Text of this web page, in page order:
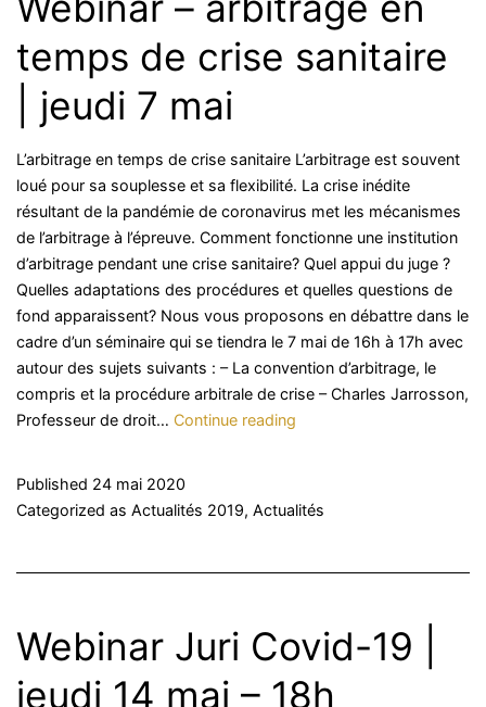
temps de crise sanitaire
| jeudi 7 mai
L’arbitrage en temps de crise sanitaire L’arbitrage est souvent
loué pour sa souplesse et sa flexibilité. La crise inédite
résultant de la pandémie de coronavirus met les mécanismes
de l’arbitrage à l’épreuve. Comment fonctionne une institution
d’arbitrage pendant une crise sanitaire? Quel appui du juge ?
Quelles adaptations des procédures et quelles questions de
fond apparaissent? Nous vous proposons en débattre dans le
cadre d’un séminaire qui se tiendra le 7 mai de 16h à 17h avec
autour des sujets suivants : – La convention d’arbitrage, le
compris et la procédure arbitrale de crise – Charles Jarrosson,
Professeur de droit… Continue reading
Webinar
arbitrage
temps
de
crise
Published 24 mai 2020
Categorized as Actualités 2019, Actualités
Webinar Juri Covid-19 |
jeudi 14 mai – 18h